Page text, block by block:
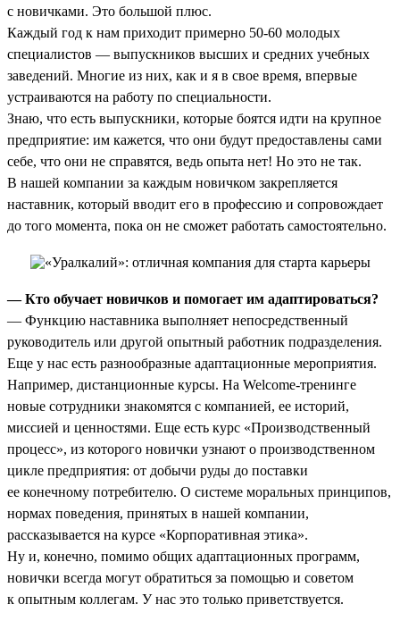
с новичками. Это большой плюс.
Каждый год к нам приходит примерно 50-60 молодых
специалистов — выпускников высших и средних учебных
заведений. Многие из них, как и я в свое время, впервые
устраиваются на работу по специальности.
Знаю, что есть выпускники, которые боятся идти на крупное
предприятие: им кажется, что они будут предоставлены сами
себе, что они не справятся, ведь опыта нет! Но это не так.
В нашей компании за каждым новичком закрепляется
наставник, который вводит его в профессию и сопровождает
до того момента, пока он не сможет работать самостоятельно.
— Кто обучает новичков и помогает им адаптироваться?
— Функцию наставника выполняет непосредственный
руководитель или другой опытный работник подразделения.
Еще у нас есть разнообразные адаптационные мероприятия.
Например, дистанционные курсы. На Welcome-тренинге
новые сотрудники знакомятся с компанией, ее историй,
миссией и ценностями. Еще есть курс «Производственный
процесс», из которого новички узнают о производственном
цикле предприятия: от добычи руды до поставки
ее конечному потребителю. О системе моральных принципов,
нормах поведения, принятых в нашей компании,
рассказывается на курсе «Корпоративная этика».
Ну и, конечно, помимо общих адаптационных программ,
новички всегда могут обратиться за помощью и советом
к опытным коллегам. У нас это только приветствуется.